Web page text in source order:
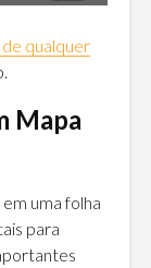
qualquer
Mapa
uma folha
para